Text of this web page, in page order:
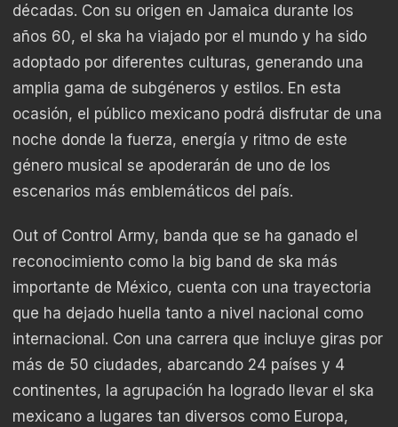
décadas. Con su origen en Jamaica durante los
años 60, el ska ha viajado por el mundo y ha sido
adoptado por diferentes culturas, generando una
amplia gama de subgéneros y estilos. En esta
ocasión, el público mexicano podrá disfrutar de una
noche donde la fuerza, energía y ritmo de este
género musical se apoderarán de uno de los
escenarios más emblemáticos del país.
Out of Control Army, banda que se ha ganado el
reconocimiento como la big band de ska más
importante de México, cuenta con una trayectoria
que ha dejado huella tanto a nivel nacional como
internacional. Con una carrera que incluye giras por
más de 50 ciudades, abarcando 24 países y 4
continentes, la agrupación ha logrado llevar el ska
mexicano a lugares tan diversos como Europa,